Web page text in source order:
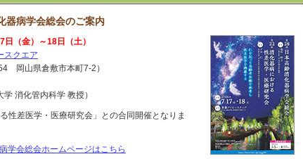
器病学会総会のご案内
（金）～18日（土）
スクエア
岡山県倉敷市本町7-2）
学 消化管内科学 教授）
性差医学・医療研究会」との合同開催となりま
学会総会ホームページはこちら